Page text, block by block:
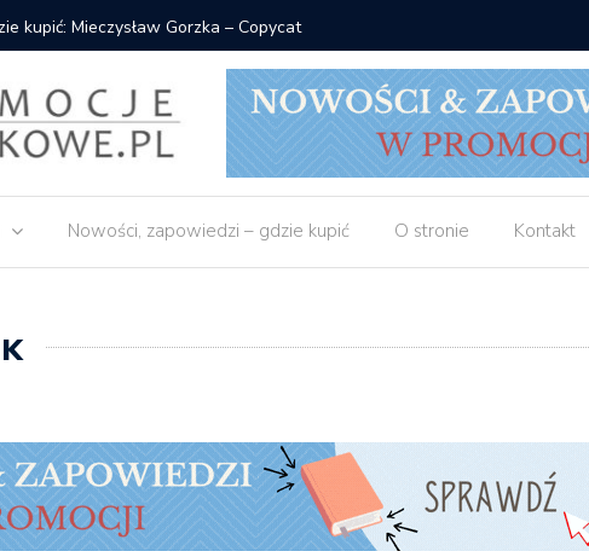
książki od 2,90 zł do zamówienia
Nowości, zapowiedzi – gdzie kupić O stronie Kontakt